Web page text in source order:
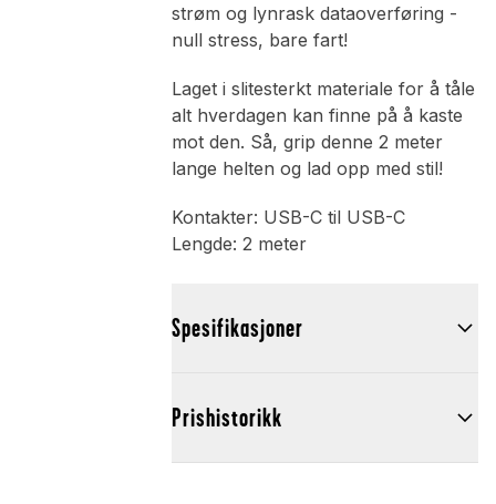
strøm og lynrask dataoverføring -
null stress, bare fart!
Laget i slitesterkt materiale for å tåle
alt hverdagen kan finne på å kaste
mot den. Så, grip denne 2 meter
lange helten og lad opp med stil!
Kontakter: USB-C til USB-C
Lengde: 2 meter
Spesifikasjoner
Prishistorikk